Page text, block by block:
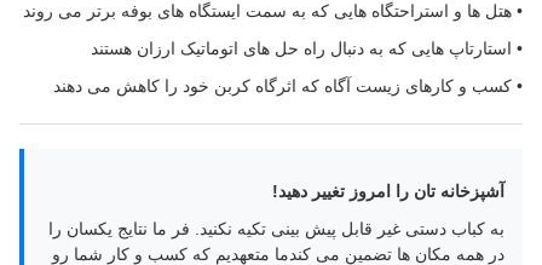
• هتل ها و استراحتگاه هایی که به سمت ایستگاه های بوفه برتر می روند
• استارتاپ هایی که به دنبال راه حل های اتوماتیک ارزان هستند
• کسب و کارهای زیست آگاه که اثرگاه کربن خود را کاهش می دهند
آشپزخانه تان را امروز تغییر دهید!
به کباب دستی غیر قابل پیش بینی تکیه نکنید. فر ما نتایج یکسان را
در همه مکان ها تضمین می کندما متعهدیم که کسب و کار شما رو